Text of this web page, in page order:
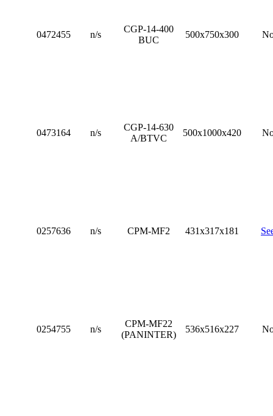
0472455 n/s
CGP-14-400
BUC
500x750x300
0473164 n/s
CGP-14-630
A/BTVC
500x1000x420
0257636 n/s CPM-MF2 431x317x181
0254755 n/s
CPM-MF22
(PANINTER)
536x516x227